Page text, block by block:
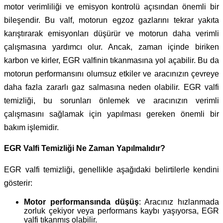
motor verimliliği ve emisyon kontrolü açısından önemli bir
bileşendir. Bu valf, motorun egzoz gazlarını tekrar yakıta
karıştırarak emisyonları düşürür ve motorun daha verimli
çalışmasına yardımcı olur. Ancak, zaman içinde biriken
karbon ve kirler, EGR valfinin tıkanmasına yol açabilir. Bu da
motorun performansını olumsuz etkiler ve aracınızın çevreye
daha fazla zararlı gaz salmasına neden olabilir. EGR valfi
temizliği, bu sorunları önlemek ve aracınızın verimli
çalışmasını sağlamak için yapılması gereken önemli bir
bakım işlemidir.
EGR Valfi Temizliği Ne Zaman Yapılmalıdır?
EGR valfi temizliği, genellikle aşağıdaki belirtilerle kendini
gösterir:
Motor performansında düşüş: Aracınız hızlanmada
zorluk çekiyor veya performans kaybı yaşıyorsa, EGR
valfi tıkanmış olabilir.